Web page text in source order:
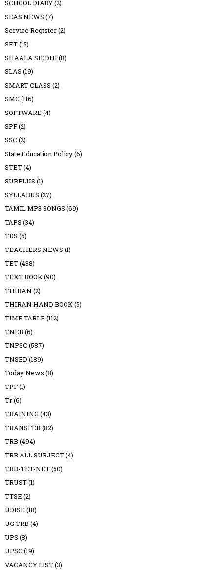
SCHOOL DIARY(2)
SEAS NEWS (7)
Service Register(2)
SET(15)
SHAALA SIDDHI (8)
SLAS (19)
SMART CLASS (2)
SMC (116)
SOFTWARE (4)
SPF(2)
SSC (2)
State Education Policy(6)
STET(4)
SURPLUS (1)
SYLLABUS (27)
TAMIL MP3 SONGS (69)
TAPS (34)
TDS (6)
TEACHERS NEWS (1)
TET(438)
TEXT BOOK(90)
THIRAN (2)
THIRAN HAND BOOK(5)
TIME TABLE (112)
TNEB (6)
TNPSC (587)
TNSED (189)
Today News (8)
TPF(1)
Tr(6)
TRAINING (43)
TRANSFER(82)
TRB (494)
TRB ALL SUBJECT(4)
TRB-TET-NET(50)
TRUST(1)
TTSE (2)
UDISE (18)
UG TRB (4)
UPS (8)
UPSC (19)
VACANCY LIST(3)